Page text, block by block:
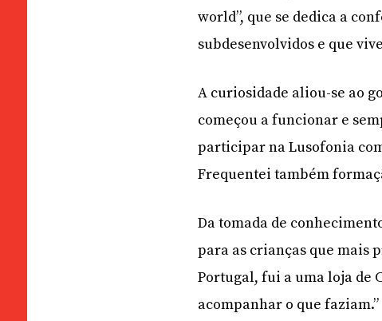
world”, que se dedica a
subdesenvolvidos e que
A curiosidade aliou-se ao
começou a funcionar e
participar na Lusofonia
Frequentei também
Da tomada de
para as crianças que mais
Portugal, fui a uma loja de
acompanhar o que faziam.”